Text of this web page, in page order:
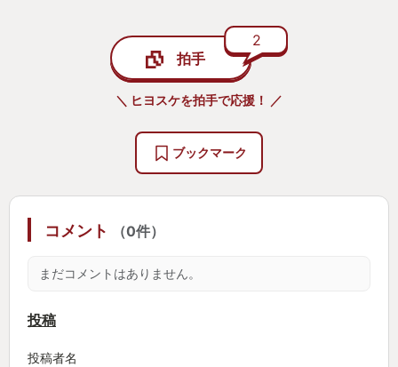
れた。その続編が出ると発表された時は「またあの
楽しさを味わえる」と歓喜したが、蓋を開けてみる
とそれは「またあの」ではなく「あれ以上の」だっ
と感じるほどの見事な仕上がりになってるなどと誰
が想像できようか。
当たり前を見直したことで金字塔を生み出したゼル
ダの伝説は、続編で金字塔を生み出すことを当たり
COWCOWだったら「ゼルダの伝説〜面白い あた
拍手
2
＼ ヒヨスケを拍手で応援！ ／
ブックマーク
コメント （0件）
まだコメントはありません。
投稿
投稿者名